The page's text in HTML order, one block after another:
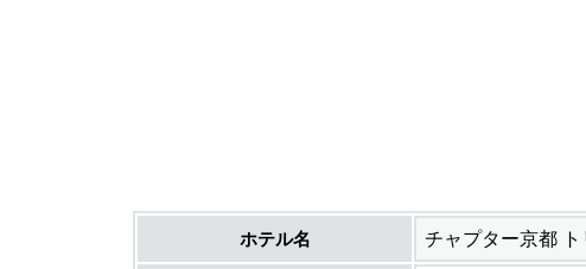
ホテル名 チャプター京都